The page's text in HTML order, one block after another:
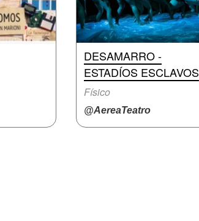
DESAMARRO -
ESTADÍOS ESCLAVOS
Físico
@AereaTeatro